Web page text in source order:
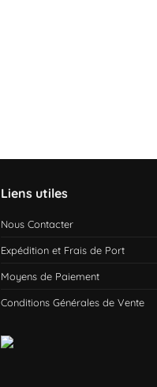
Liens utiles
Nous Contacter
Expédition et Frais de Port
Moyens de Paiement
Conditions Générales de Vente